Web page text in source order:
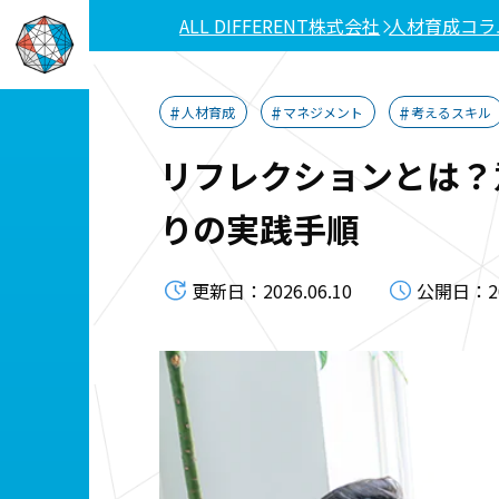
ALL DIFFERENT株式会社 人材育成コ
人材育成 マネジメント 考えるスキル
リフレクションとは
りの実践手順
更新日：2026.06.10 公開日：